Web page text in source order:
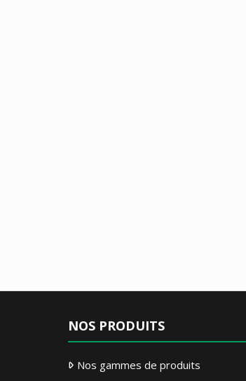
NOS PRODUITS
Nos gammes de produits